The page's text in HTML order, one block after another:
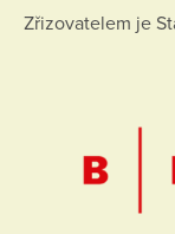
Zřizovatelem je